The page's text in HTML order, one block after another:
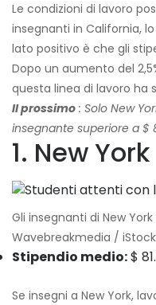
Le condizioni di lavoro
insegnanti in California,
lato positivo è che gli
Dopo un aumento del
questa linea di lavoro ha
Il prossimo : Solo New
insegnante superiore a $
1. New York
Gli insegnanti di New
Wavebreakmedia /
Stipendio medio:$
Se insegni a New York,